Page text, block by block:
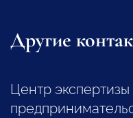
Другие
Центр